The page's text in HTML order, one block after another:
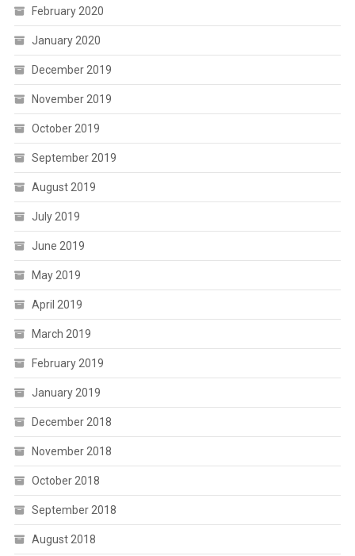
February 2020
January 2020
December 2019
November 2019
October 2019
September 2019
August 2019
July 2019
June 2019
May 2019
April 2019
March 2019
February 2019
January 2019
December 2018
November 2018
October 2018
September 2018
August 2018